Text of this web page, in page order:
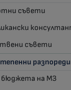
съвети
съвети
бюджета на МЗ